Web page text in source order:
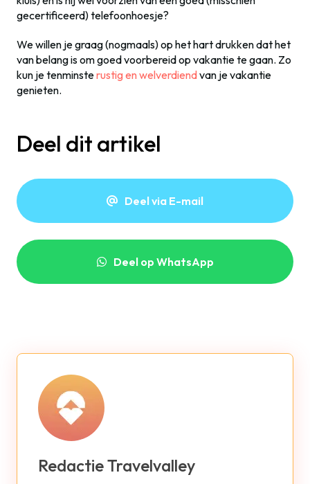
gecertificeerd) telefoonhoesje?
We willen je graag (nogmaals) op het hart drukken dat het
van belang is om goed voorbereid op vakantie te gaan. Zo
kun je tenminsterustig en welverdiendvan je vakantie
genieten.
Deel dit artikel
Deel via E-mail
Deel op WhatsApp
Redactie Travelvalley